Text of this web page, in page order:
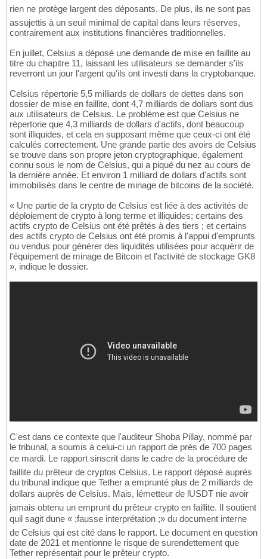
rien ne protège largent des déposants. De plus, ils ne sont pas
assujettis à un seuil minimal de capital dans leurs réserves,
contrairement aux institutions financières traditionnelles.
En juillet, Celsius a déposé une demande de mise en faillite au
titre du chapitre 11, laissant les utilisateurs se demander s'ils
reverront un jour l'argent qu'ils ont investi dans la cryptobanque.
Celsius répertorie 5,5 milliards de dollars de dettes dans son
dossier de mise en faillite, dont 4,7 milliards de dollars sont dus
aux utilisateurs de Celsius. Le problème est que Celsius ne
répertorie que 4,3 milliards de dollars d'actifs, dont beaucoup
sont illiquides, et cela en supposant même que ceux-ci ont été
calculés correctement. Une grande partie des avoirs de Celsius
se trouve dans son propre jeton cryptographique, également
connu sous le nom de Celsius, qui a piqué du nez au cours de
la dernière année. Et environ 1 milliard de dollars d'actifs sont
immobilisés dans le centre de minage de bitcoins de la société.
« Une partie de la crypto de Celsius est liée à des activités de
déploiement de crypto à long terme et illiquides; certains des
actifs crypto de Celsius ont été prêtés à des tiers ; et certains
des actifs crypto de Celsius ont été promis à l'appui d'emprunts
ou vendus pour générer des liquidités utilisées pour acquérir de
l'équipement de minage de Bitcoin et l'activité de stockage GK8
», indique le dossier.
C'est dans ce contexte que l'auditeur Shoba Pillay, nommé par
le tribunal, a soumis à celui-ci un rapport de près de 700 pages
ce mardi. Le rapport sinscrit dans le cadre de la procédure de
faillite du prêteur de cryptos Celsius. Le rapport déposé auprès
du tribunal indique que Tether a emprunté plus de 2 milliards de
dollars auprès de Celsius. Mais, lémetteur de lUSDT nie avoir
jamais obtenu un emprunt du prêteur crypto en faillite. Il soutient
quil sagit dune « ;fausse interprétation ;» du document interne
de Celsius qui est cité dans le rapport. Le document en question
date de 2021 et mentionne le risque de surendettement que
Tether représentait pour le prêteur crypto.